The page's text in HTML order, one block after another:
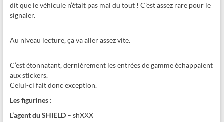
dit que le véhicule n’était pas mal du tout ! C’est assez rare pour le
signaler.
Au niveau lecture, ça va aller assez vite.
C’est étonnatant, dernièrement les entrées de gamme échappaient
aux stickers.
Celui-ci fait donc exception.
Les figurines :
L’agent du SHIELD– shXXX